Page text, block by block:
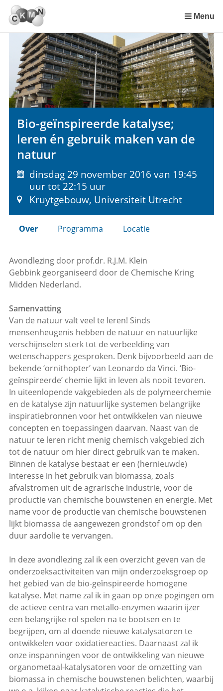
links
Spring
naar
de
inhoud
Spring
naar
menu
Menu
Bio-geïnspireerde katalyse;
leren én gebruik maken van de
natuur
dinsdag 29 november 2016 van 19:45
uur tot 22:15 uur
Kruytgebouw, Universiteit Utrecht
Over Programma Locatie
Avondlezing door prof.dr. R.J.M. Klein
Gebbink georganiseerd door de Chemische Kring
Midden Nederland.
Samenvatting
Van de natuur valt veel te leren! Sinds
mensenheugenis hebben de natuur en natuurlijke
verschijnselen sterk tot de verbeelding van
wetenschappers gesproken. Denk bijvoorbeeld aan de
bekende ‘ornithopter’ van Leonardo da Vinci. ‘Bio-
geïnspireerde’ chemie lijkt in leven als nooit tevoren.
In uiteenlopende vakgebieden als de polymeerchemie
en de katalyse zijn natuurlijke systemen belangrijke
inspiratiebronnen voor het ontwikkelen van nieuwe
concepten en toepassingen daarvan. Naast van de
natuur te leren richt menig chemisch vakgebied zich
tot de natuur om hier direct gebruik van te maken.
Binnen de katalyse bestaat er een (hernieuwde)
interesse in het gebruik van biomassa, zoals
afvalstromen uit de agrarische industrie, voor de
productie van chemische bouwstenen en energie. Met
name voor de productie van chemische bouwstenen
lijkt biomassa de aangewezen grondstof om op den
duur aardolie te vervangen.
In deze avondlezing zal ik een overzicht geven van de
onderzoeksactiviteiten van mijn onderzoeksgroep op
het gebied van de bio-geïnspireerde homogene
katalyse. Met name zal ik in gaan op onze pogingen om
de actieve centra van metallo-enzymen waarin ijzer
een belangrijke rol spelen na te bootsen en te
begrijpen, om al doende nieuwe katalysatoren te
ontwikkelen voor oxidatiereacties. Daarnaast zal ik
onze inspanningen voor de ontwikkeling van nieuwe
organometaal-katalysatoren voor de omzetting van
biomassa in chemische bouwstenen belichten, waarbij